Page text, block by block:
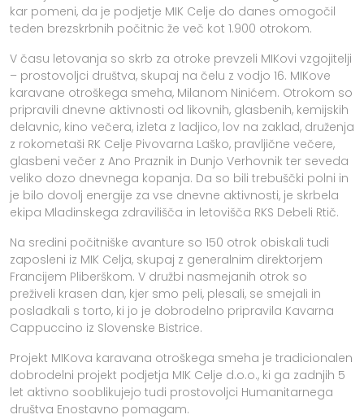
kar pomeni, da je podjetje MIK Celje do danes omogočil
teden brezskrbnih počitnic že več kot 1.900 otrokom.
V času letovanja so skrb za otroke prevzeli MIKovi vzgojitelji
– prostovoljci društva, skupaj na čelu z vodjo 16. MIKove
karavane otroškega smeha, Milanom Ninićem. Otrokom so
pripravili dnevne aktivnosti od likovnih, glasbenih, kemijskih
delavnic, kino večera, izleta z ladjico, lov na zaklad, druženja
z rokometaši RK Celje Pivovarna Laško, pravljične večere,
glasbeni večer z Ano Praznik in Dunjo Verhovnik ter seveda
veliko dozo dnevnega kopanja. Da so bili trebuščki polni in
je bilo dovolj energije za vse dnevne aktivnosti, je skrbela
ekipa Mladinskega zdravilišča in letovišča RKS Debeli Rtič.
Na sredini počitniške avanture so 150 otrok obiskali tudi
zaposleni iz MIK Celja, skupaj z generalnim direktorjem
Francijem Pliberškom. V družbi nasmejanih otrok so
preživeli krasen dan, kjer smo peli, plesali, se smejali in
posladkali s torto, ki jo je dobrodelno pripravila Kavarna
Cappuccino iz Slovenske Bistrice.
Projekt MIKova karavana otroškega smeha je tradicionalen
dobrodelni projekt podjetja MIK Celje d.o.o., ki ga zadnjih 5
let aktivno sooblikujejo tudi prostovoljci Humanitarnega
društva Enostavno pomagam.